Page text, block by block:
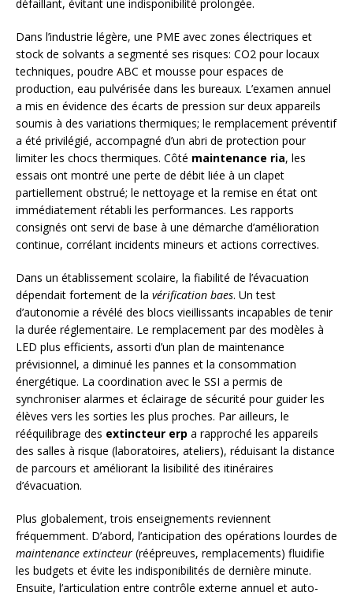
défaillant, évitant une indisponibilité prolongée.
Dans l’industrie légère, une PME avec zones électriques et
stock de solvants a segmenté ses risques: CO2 pour locaux
techniques, poudre ABC et mousse pour espaces de
production, eau pulvérisée dans les bureaux. L’examen annuel
a mis en évidence des écarts de pression sur deux appareils
soumis à des variations thermiques; le remplacement préventif
a été privilégié, accompagné d’un abri de protection pour
limiter les chocs thermiques. Côté maintenance ria, les
essais ont montré une perte de débit liée à un clapet
partiellement obstrué; le nettoyage et la remise en état ont
immédiatement rétabli les performances. Les rapports
consignés ont servi de base à une démarche d’amélioration
continue, corrélant incidents mineurs et actions correctives.
Dans un établissement scolaire, la fiabilité de l’évacuation
dépendait fortement de la vérification baes. Un test
d’autonomie a révélé des blocs vieillissants incapables de tenir
la durée réglementaire. Le remplacement par des modèles à
LED plus efficients, assorti d’un plan de maintenance
prévisionnel, a diminué les pannes et la consommation
énergétique. La coordination avec le SSI a permis de
synchroniser alarmes et éclairage de sécurité pour guider les
élèves vers les sorties les plus proches. Par ailleurs, le
rééquilibrage des extincteur erp a rapproché les appareils
des salles à risque (laboratoires, ateliers), réduisant la distance
de parcours et améliorant la lisibilité des itinéraires
d’évacuation.
Plus globalement, trois enseignements reviennent
fréquemment. D’abord, l’anticipation des opérations lourdes de
maintenance extincteur (réépreuves, remplacements) fluidifie
les budgets et évite les indisponibilités de dernière minute.
Ensuite, l’articulation entre contrôle externe annuel et auto-